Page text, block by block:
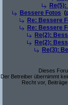
Bessere Fotos (
Re: Bessere
Re: Bessere
Re(2):
Re(2):
Re(3):
Dieses
Der Betreiber übernimmt
Recht vor,